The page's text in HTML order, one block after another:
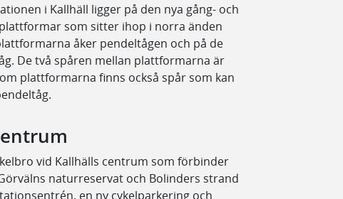
i Kallhäll ligger på den nya gång- och
som sitter ihop i norra änden
åker pendeltågen och på de
De två spåren mellan plattformarna är
plattformarna finns också spår som kan
vid Kallhälls centrum som förbinder
naturreservat och Bolinders strand
en ny cykelparkering och